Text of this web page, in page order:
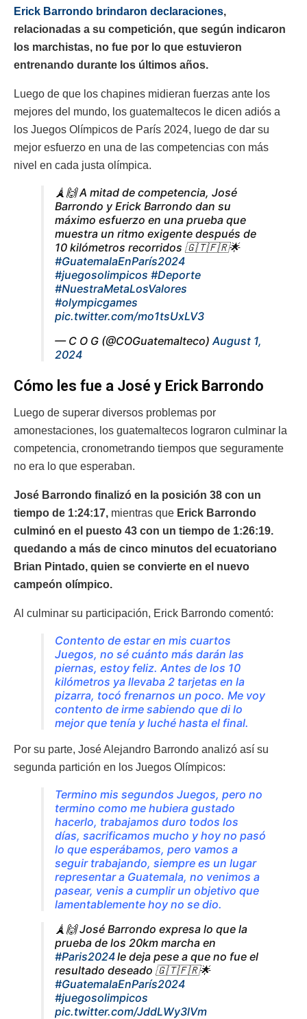
Erick Barrondo brindaron declaraciones,
relacionadas a su competición, que según indicaron
los marchistas, no fue por lo que estuvieron
entrenando durante los últimos años.
Luego de que los chapines midieran fuerzas ante los
mejores del mundo, los guatemaltecos le dicen adiós a
los Juegos Olímpicos de París 2024, luego de dar su
mejor esfuerzo en una de las competencias con más
nivel en cada justa olímpica.
🗼🙌 A mitad de competencia, José
Barrondo y Erick Barrondo dan su
máximo esfuerzo en una prueba que
muestra un ritmo exigente después de
10 kilómetros recorridos 🇬🇹🇫🇷🌟
#GuatemalaEnParís2024
#juegosolimpicos #Deporte
#NuestraMetaLosValores
#olympicgames
pic.twitter.com/mo1tsUxLV3
— C O G (@COGuatemalteco) August 1,
2024
Cómo les fue a José y Erick Barrondo
Luego de superar diversos problemas por
amonestaciones, los guatemaltecos lograron culminar la
competencia, cronometrando tiempos que seguramente
no era lo que esperaban.
José Barrondo finalizó en la posición 38 con un
tiempo de 1:24:17, mientras que Erick Barrondo
culminó en el puesto 43 con un tiempo de 1:26:19.
quedando a más de cinco minutos del ecuatoriano
Brian Pintado, quien se convierte en el nuevo
campeón olímpico.
Al culminar su participación, Erick Barrondo comentó:
Contento de estar en mis cuartos
Juegos, no sé cuánto más darán las
piernas, estoy feliz. Antes de los 10
kilómetros ya llevaba 2 tarjetas en la
pizarra, tocó frenarnos un poco. Me voy
contento de irme sabiendo que di lo
mejor que tenía y luché hasta el final.
Por su parte, José Alejandro Barrondo analizó así su
segunda partición en los Juegos Olímpicos:
Termino mis segundos Juegos, pero no
termino como me hubiera gustado
hacerlo, trabajamos duro todos los
días, sacrificamos mucho y hoy no pasó
lo que esperábamos, pero vamos a
seguir trabajando, siempre es un lugar
representar a Guatemala, no venimos a
pasear, venis a cumplir un objetivo que
lamentablemente hoy no se dio.
🗼🙌 José Barrondo expresa lo que la
prueba de los 20km marcha en
#Paris2024le deja pese a que no fue el
resultado deseado 🇬🇹🇫🇷🌟
#GuatemalaEnParís2024
#juegosolimpicos
pic.twitter.com/JddLWy3lVm